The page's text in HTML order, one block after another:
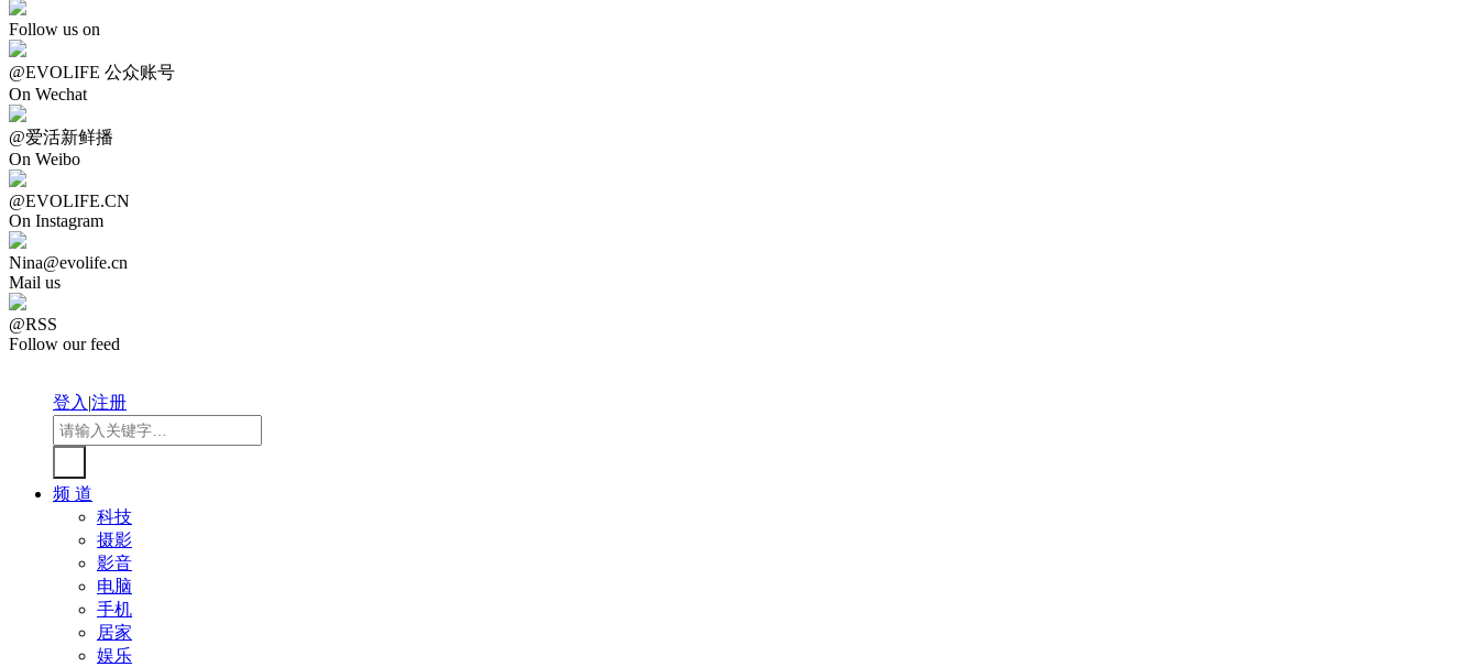
Follow us on
@EVOLIFE 公众账号
On Wechat
@爱活新鲜播
On Weibo
@EVOLIFE.CN
On Instagram
Nina@evolife.cn
Mail us
@RSS
Follow our feed
登入|注册
频 道
科技
摄影
影音
电脑
手机
居家
娱乐